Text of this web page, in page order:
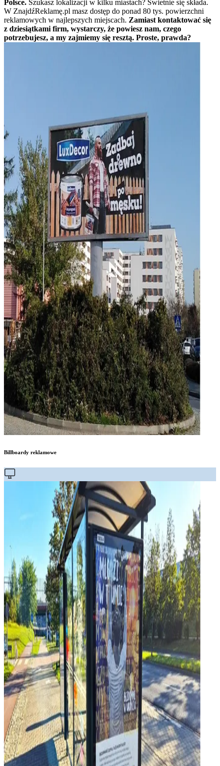
Polsce. Szukasz lokalizacji w kilku miastach? Świetnie się składa.
W ZnajdźReklamę.pl masz dostęp do ponad 80 tys. powierzchni
reklamowych w najlepszych miejscach. Zamiast kontaktować się
z dziesiątkami firm, wystarczy, że powiesz nam, czego
potrzebujesz, a my zajmiemy się resztą. Proste, prawda?
Billboardy reklamowe